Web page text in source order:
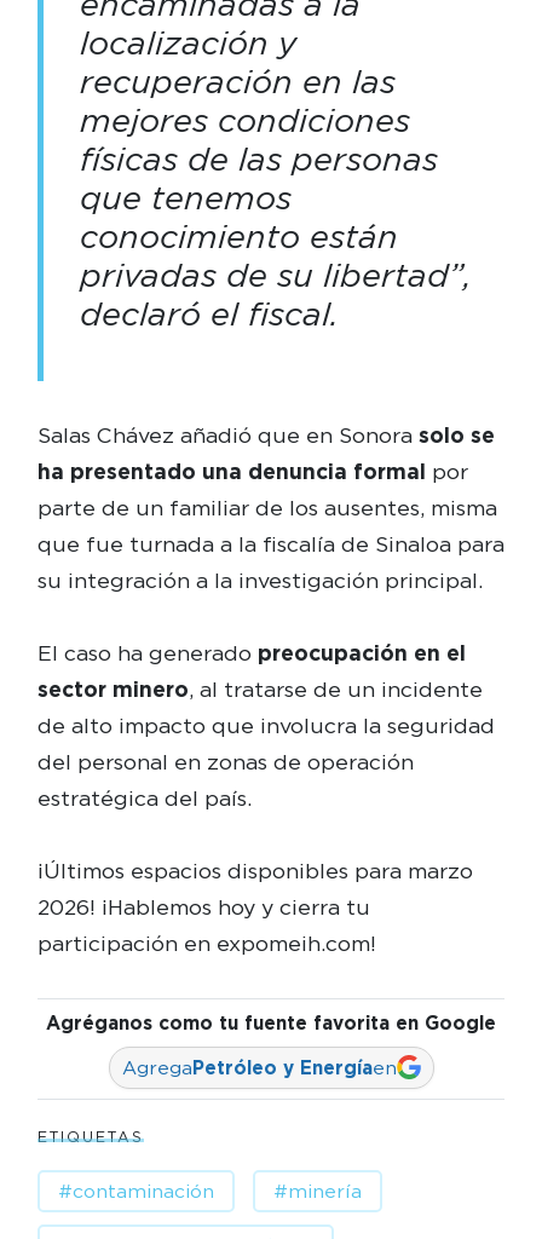
localización y
recuperación en las
mejores condiciones
físicas de las personas
que tenemos
conocimiento están
privadas de su libertad”,
declaró el fiscal.
Salas Chávez añadió que en Sonora solo se
ha presentado una denuncia formal por
parte de un familiar de los ausentes, misma
que fue turnada a la fiscalía de Sinaloa para
su integración a la investigación principal.
El caso ha generado preocupación en el
sector minero, al tratarse de un incidente
de alto impacto que involucra la seguridad
del personal en zonas de operación
estratégica del país.
¡Últimos espacios disponibles para marzo
2026! ¡Hablemos hoy y cierra tu
participación en expomeih.com!
Agréganos como tu fuente favorita en Google
AgregaPetróleo y Energíaen
ETIQUETAS
#contaminación #minería